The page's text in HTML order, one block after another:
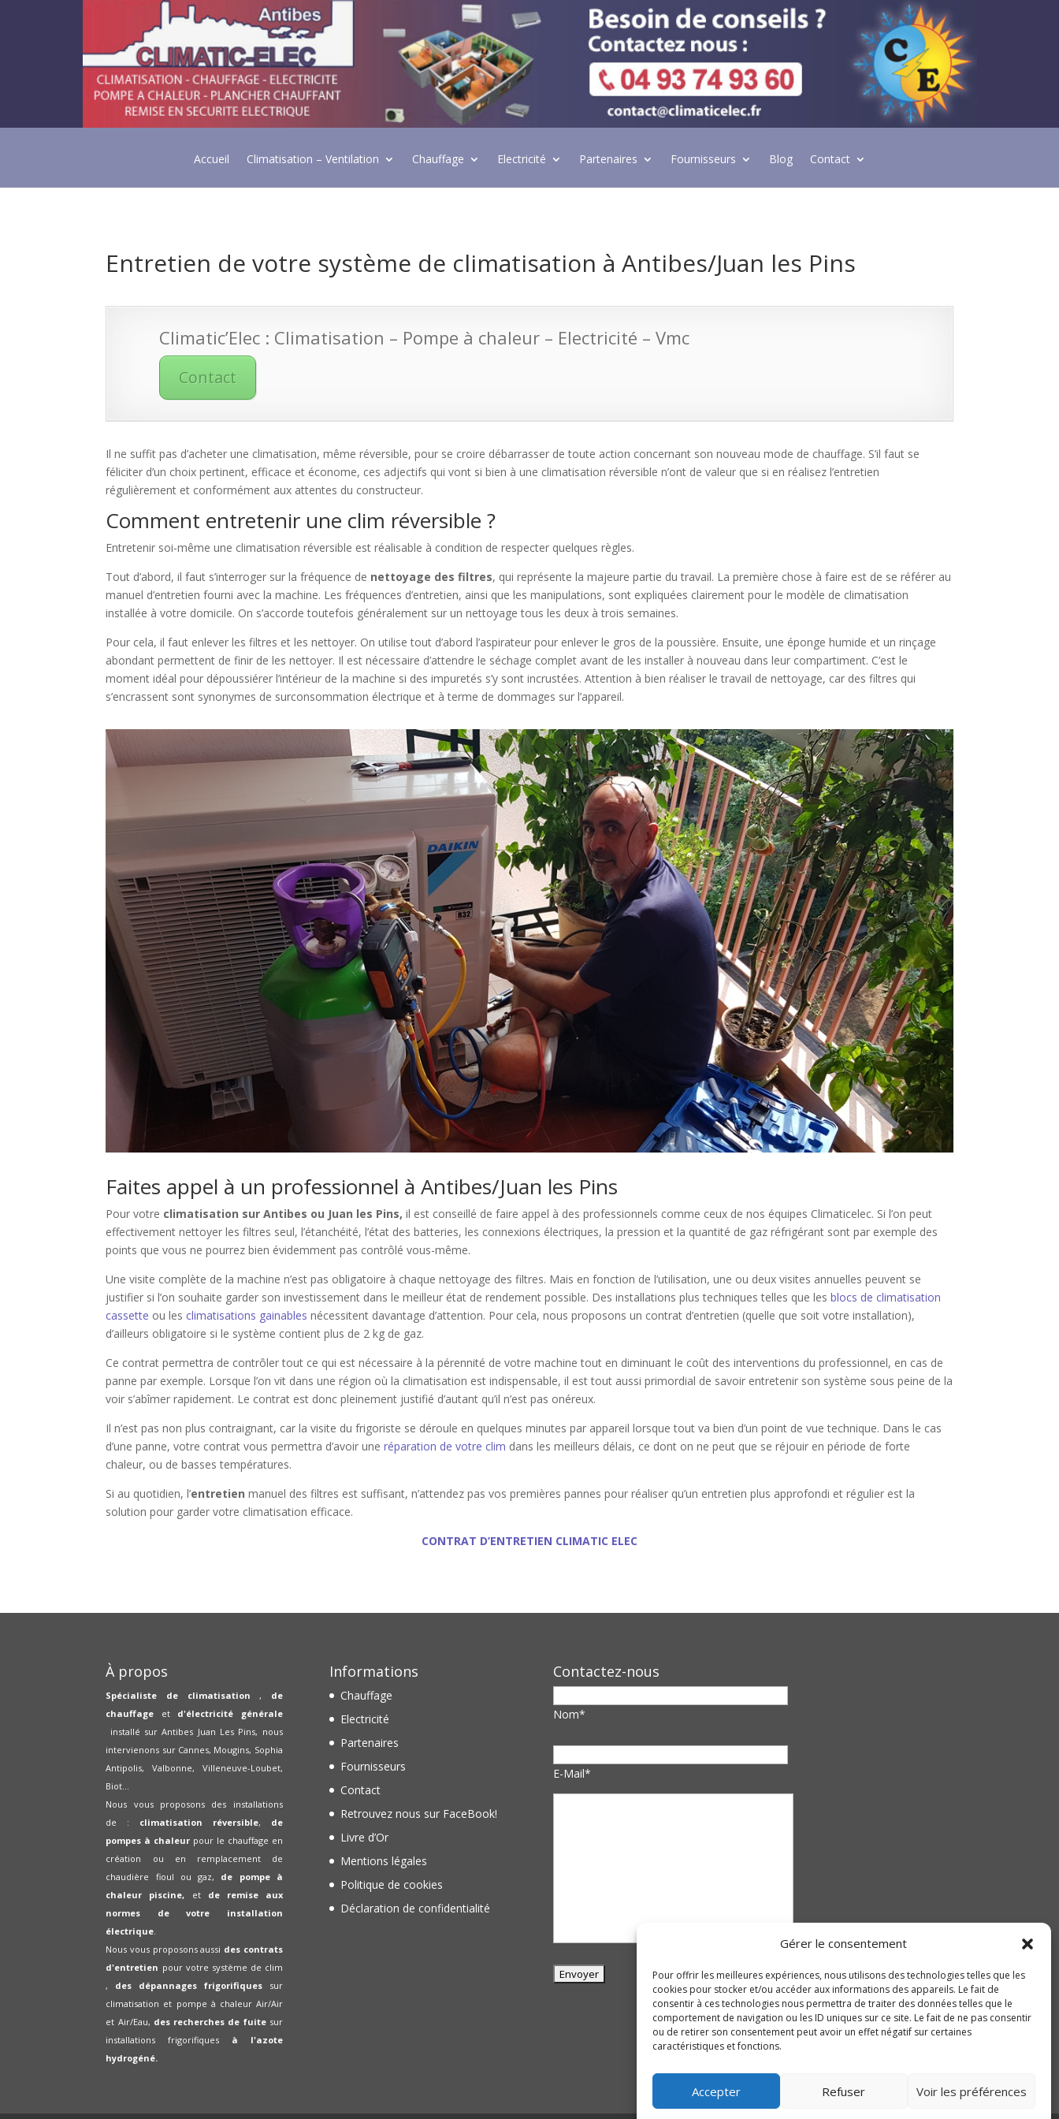
Gérer le consentement
Pour offrir les meilleures expériences, nous utilisons des technologies telles que les
cookies pour stocker et/ou accéder aux informations des appareils. Le fait de
consentir à ces technologies nous permettra de traiter des données telles que le
comportement de navigation ou les ID uniques sur ce site. Le fait de ne pas consentir
ou de retirer son consentement peut avoir un effet négatif sur certaines
caractéristiques et fonctions.
Accepter Refuser Voir les préférences
Accueil Climatisation – Ventilation Chauffage Electricité Partenaires Fournisseurs Blog Contact
Entretien de votre système de climatisation à Antibes/Juan les Pins
Climatic’Elec : Climatisation – Pompe à chaleur – Electricité – Vmc
Contact
Il ne suffit pas d’acheter une climatisation, même réversible, pour se croire débarrasser de toute action concernant son nouveau mode de chauffage. S’il faut se
féliciter d’un choix pertinent, efficace et économe, ces adjectifs qui vont si bien à une climatisation réversible n’ont de valeur que si en réalisez l’entretien
régulièrement et conformément aux attentes du constructeur.
Comment entretenir une clim réversible ?
Entretenir soi-même une climatisation réversible est réalisable à condition de respecter quelques règles.
Tout d’abord, il faut s’interroger sur la fréquence de nettoyage des filtres, qui représente la majeure partie du travail. La première chose à faire est de se référer au
manuel d’entretien fourni avec la machine. Les fréquences d’entretien, ainsi que les manipulations, sont expliquées clairement pour le modèle de climatisation
installée à votre domicile. On s’accorde toutefois généralement sur un nettoyage tous les deux à trois semaines.
Pour cela, il faut enlever les filtres et les nettoyer. On utilise tout d’abord l’aspirateur pour enlever le gros de la poussière. Ensuite, une éponge humide et un rinçage
abondant permettent de finir de les nettoyer. Il est nécessaire d’attendre le séchage complet avant de les installer à nouveau dans leur compartiment. C’est le
moment idéal pour dépoussiérer l’intérieur de la machine si des impuretés s’y sont incrustées. Attention à bien réaliser le travail de nettoyage, car des filtres qui
s’encrassent sont synonymes de surconsommation électrique et à terme de dommages sur l’appareil.
Faites appel à un professionnel à Antibes/Juan les Pins
Pour votre climatisation sur Antibes ou Juan les Pins, il est conseillé de faire appel à des professionnels comme ceux de nos équipes Climaticelec. Si l’on peut
effectivement nettoyer les filtres seul, l’étanchéité, l’état des batteries, les connexions électriques, la pression et la quantité de gaz réfrigérant sont par exemple des
points que vous ne pourrez bien évidemment pas contrôlé vous-même.
Une visite complète de la machine n’est pas obligatoire à chaque nettoyage des filtres. Mais en fonction de l’utilisation, une ou deux visites annuelles peuvent se
justifier si l’on souhaite garder son investissement dans le meilleur état de rendement possible. Des installations plus techniques telles que lesblocs de climatisation
cassette ou les climatisations gainables nécessitent davantage d’attention. Pour cela, nous proposons un contrat d’entretien (quelle que soit votre installation),
d’ailleurs obligatoire si le système contient plus de 2 kg de gaz.
Ce contrat permettra de contrôler tout ce qui est nécessaire à la pérennité de votre machine tout en diminuant le coût des interventions du professionnel, en cas de
panne par exemple. Lorsque l’on vit dans une région où la climatisation est indispensable, il est tout aussi primordial de savoir entretenir son système sous peine de la
voir s’abîmer rapidement. Le contrat est donc pleinement justifié d’autant qu’il n’est pas onéreux.
Il n’est pas non plus contraignant, car la visite du frigoriste se déroule en quelques minutes par appareil lorsque tout va bien d’un point de vue technique. Dans le cas
d’une panne, votre contrat vous permettra d’avoir uneréparation de votre clim dans les meilleurs délais, ce dont on ne peut que se réjouir en période de forte
chaleur, ou de basses températures.
Si au quotidien, l’entretien manuel des filtres est suffisant, n’attendez pas vos premières pannes pour réaliser qu’un entretien plus approfondi et régulier est la
solution pour garder votre climatisation efficace.
CONTRAT D’ENTRETIEN CLIMATIC ELEC
À propos
Spécialiste de climatisation , de
chauffage et d'électricité générale
installé sur Antibes Juan Les Pins, nous
intervienons sur Cannes, Mougins, Sophia
Antipolis, Valbonne, Villeneuve-Loubet,
Biot...
Nous vous proposons des installations
de : climatisation réversible, de
pompes à chaleur pour le chauffage en
création ou en remplacement de
chaudière fioul ou gaz, de pompe à
chaleur piscine, etde remise aux
normes de votre installation
électrique
Nous vous proposons aussi des contrats
d'entretien pour votre système de clim
, des dépannages frigorifiquessur
climatisation et pompe à chaleur Air/Air
et Air/Eau, des recherches de fuite sur
installations frigorifiques à l'azote
hydrogéné.
Informations
Chauffage
Electricité
Partenaires
Fournisseurs
Contact
Retrouvez nous sur FaceBook!
Livre d’Or
Mentions légales
Politique de cookies
Déclaration de confidentialité
Contactez-nous
Nom*
E-Mail*